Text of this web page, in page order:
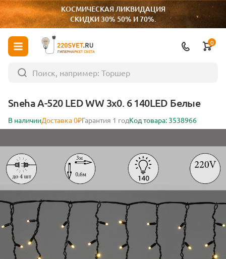
КОСМИЧЕСКАЯ ЛИКВИДАЦИЯ
СКИДКИ 30% 50% И 70%.
ГИПЕРМАРКЕТ СВЕТА
0
Sneha A-520 LED WW 3x0. 6 140LED Белые
В наличииДоставка 0₽Гарантия 1 годКод товара: 3538966